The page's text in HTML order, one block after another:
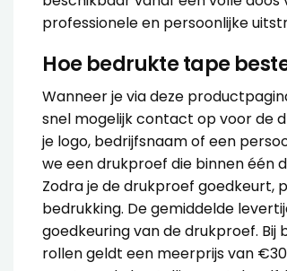
professionele en persoonlijke
Hoe bedrukte tape
Wanneer je via deze
snel mogelijk contact op voor de
je logo, bedrijfsnaam of een
we een drukproef die binnen één
Zodra je de drukproef goedkeurt,
bedrukking. De gemiddelde
goedkeuring van de drukproef.
rollen geldt een meerprijs van